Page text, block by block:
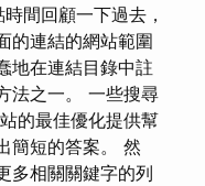
間回顧一下過去，
的連結的網站範圍
地在連結目錄中註
法之一。 一些搜尋
的最佳優化提供幫
簡短的答案。 然
多相關關鍵字的列